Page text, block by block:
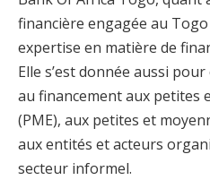
financière engagée au
expertise en matière de
Elle s’est donnée aussi pour
au financement aux petites
(PME), aux petites et
aux entités et acteurs
secteur informel.